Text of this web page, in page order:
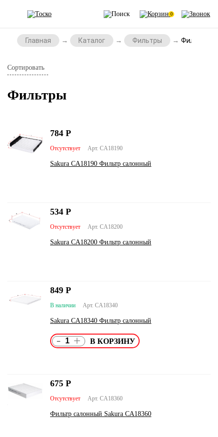
0
Главная Каталог Фильтры Фильтры
Сортировать
Фильтры
Арт. CA18190
Отсутствует
Sakura CA18190 Фильтр салонный
784 Р
Арт. CA18200
Отсутствует
Sakura CA18200 Фильтр салонный
534 Р
Арт. CA18340
В наличии
Sakura CA18340 Фильтр салонный
849 Р
- +
Арт. CA18360
Отсутствует
Фильтр салонный Sakura CA18360
675 Р